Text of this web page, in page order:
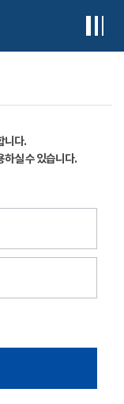
니다.
하실 수 있습니다.